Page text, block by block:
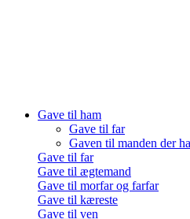
Gave til ham
Gave til far
Gaven til manden der
Gave til far
Gave til ægtemand
Gave til morfar og farfar
Gave til kæreste
Gave til ven